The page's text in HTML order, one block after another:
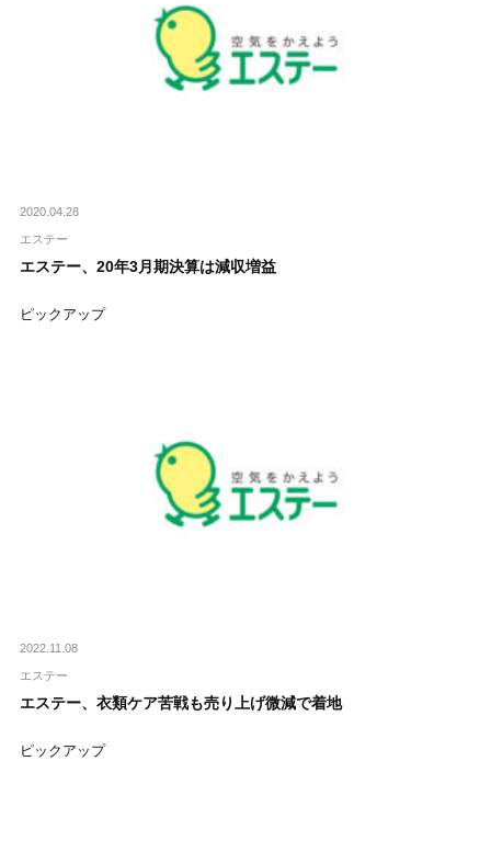
2020.04.28
エステー
エステー、20年3月期決算は減収増益
ピックアップ
2022.11.08
エステー
エステー、衣類ケア苦戦も売り上げ微減で着地
ピックアップ